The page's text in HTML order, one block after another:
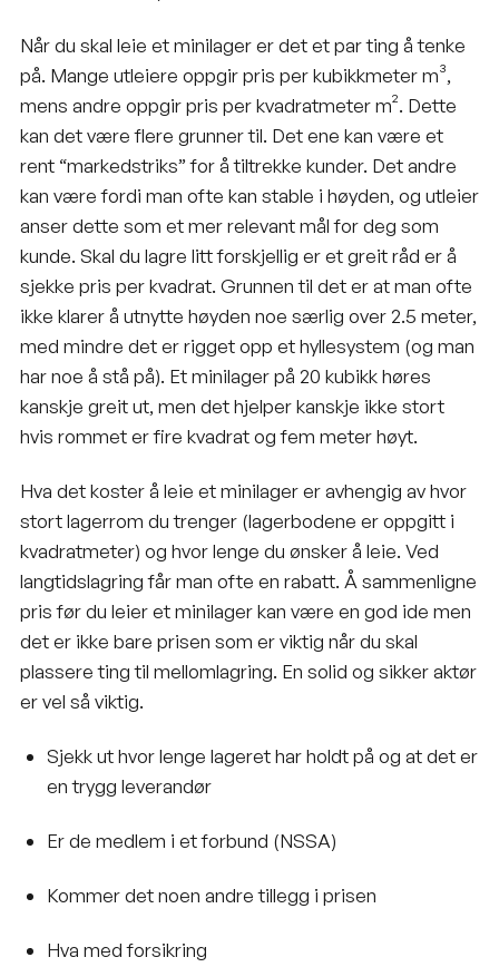
Når du skal leie et minilager er det et par ting å tenke
på. Mange utleiere oppgir pris per kubikkmeter m³,
mens andre oppgir pris per kvadratmeter m². Dette
kan det være flere grunner til. Det ene kan være et
rent “markedstriks” for å tiltrekke kunder. Det andre
kan være fordi man ofte kan stable i høyden, og utleier
anser dette som et mer relevant mål for deg som
kunde. Skal du lagre litt forskjellig er et greit råd er å
sjekke pris per kvadrat. Grunnen til det er at man ofte
ikke klarer å utnytte høyden noe særlig over 2.5 meter,
med mindre det er rigget opp et hyllesystem (og man
har noe å stå på). Et minilager på 20 kubikk høres
kanskje greit ut, men det hjelper kanskje ikke stort
hvis rommet er fire kvadrat og fem meter høyt.
Hva det koster å leie et minilager er avhengig av hvor
stort lagerrom du trenger (lagerbodene er oppgitt i
kvadratmeter) og hvor lenge du ønsker å leie. Ved
langtidslagring får man ofte en rabatt. Å sammenligne
pris før du leier et minilager kan være en god ide men
det er ikke bare prisen som er viktig når du skal
plassere ting til mellomlagring. En solid og sikker aktør
er vel så viktig.
Sjekk ut hvor lenge lageret har holdt på og at det er
en trygg leverandør
Er de medlem i et forbund (NSSA)
Kommer det noen andre tillegg i prisen
Hva med forsikring